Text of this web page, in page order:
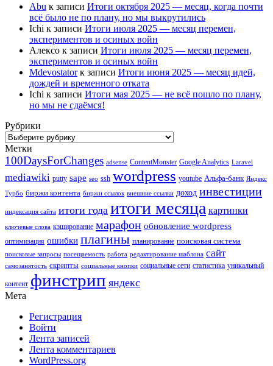
Abu к записи Итоги октября 2025 — месяц, когда почти
всё было не по плану, но мы выкрутились
Ichi к записи Итоги июля 2025 — месяц перемен,
экспериментов и осиных войн
Алексо к записи Итоги июля 2025 — месяц перемен,
экспериментов и осиных войн
Mdevostatorк записи Итоги июня 2025 — месяц идей,
дождей и временного отката
Ichi к записи Итоги мая 2025 — не всё пошло по плану,
но мы не сдаёмся!
Рубрики
Рубрики
Метки
100DaysForChanges adsense ContentMonster Google Analytics Laravel
mediawiki putty sape seo ssh wordpress youtube Альфа-банк Яндекс
Турбо биржи контента биржи ссылок внешние ссылки доход инвестиции
индексация сайта итоги года итоги месяца картинки
ключевые слова кэширование марафон обновление wordpress
оптимизация ошибки плагины планирование поисковая система
поисковые запросы посещаемость работа редактирование шаблона сайт
самозанятость скрипты социальные кнопки социальные сети статистика уникальный
контент финстрип яндекс
Мета
Регистрация
Войти
Лента записей
Лента комментариев
WordPress.org